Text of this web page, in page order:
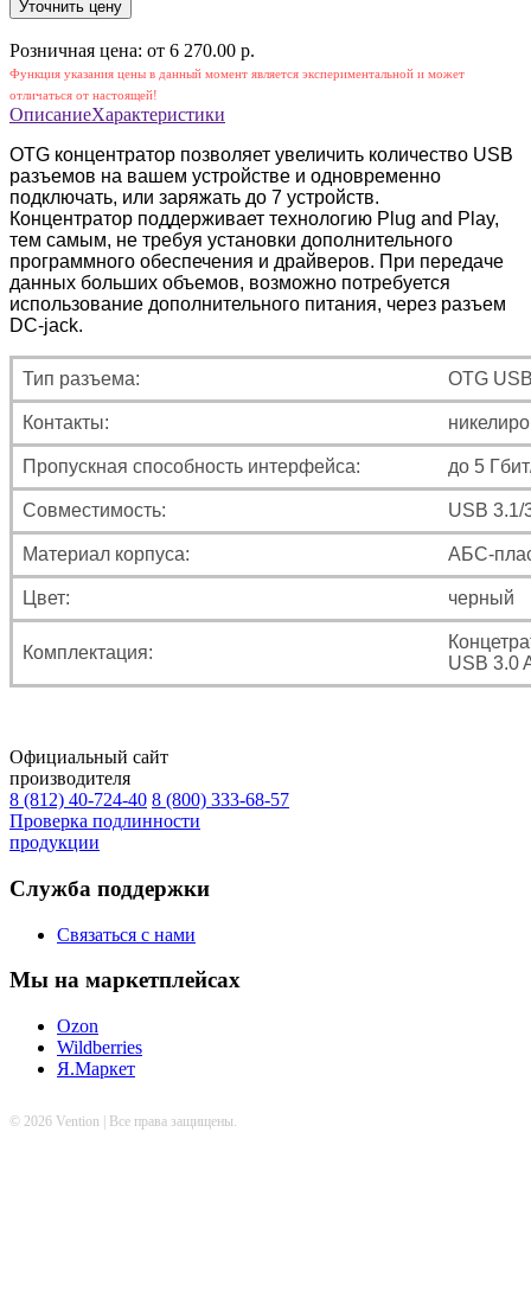
Уточнить цену
Розничная цена: от 6 270.00 р.
Функция указания цены в данный момент является экспериментальной и может
отличаться от настоящей!
ОписаниеХарактеристики
OTG концентратор позволяет увеличить количество USB
разъемов на вашем устройстве и одновременно
подключать, или заряжать до 7 устройств.
Концентратор поддерживает технологию Plug and Play,
тем самым, не требуя установки дополнительного
программного обеспечения и драйверов. При передаче
данных больших объемов, возможно потребуется
использование дополнительного питания, через разъем
DC-jack.
Тип разъема: OTG
Контакты:
Пропускная способность интерфейса: до 5
Совместимость: USB 3.1/
Материал корпуса: АБС-
Цвет: черный
Комплектация:
USB 3.0
Официальный сайт
производителя
8 (812) 40-724-40 8 (800) 333-68-57
Проверка подлинности
продукции
Служба поддержки
Связаться с нами
Мы на маркетплейсах
Ozon
Wildberries
Я.Маркет
© 2026 Vention | Все права защищены.